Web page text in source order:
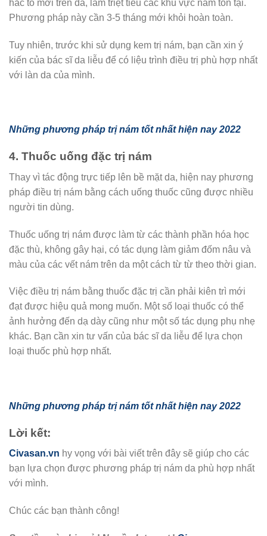
hắc tố mới trên da, làm triệt tiêu các khu vực nám tồn tại.
Phương pháp này cần 3-5 tháng mới khỏi hoàn toàn.
Tuy nhiên, trước khi sử dụng kem trị nám, bạn cần xin ý
kiến của bác sĩ da liễu để có liệu trình điều trị phù hợp nhất
với làn da của mình.
Những phương pháp trị nám tốt nhất hiện nay 2022
4. Thuốc uống đặc trị nám
Thay vì tác động trực tiếp lên bề mặt da, hiện nay phương
pháp điều trị nám bằng cách uống thuốc cũng được nhiều
người tin dùng.
Thuốc uống trị nám được làm từ các thành phần hóa học
đặc thù, không gây hại, có tác dụng làm giảm đốm nâu và
màu của các vết nám trên da một cách từ từ theo thời gian.
Việc điều trị nám bằng thuốc đặc trị cần phải kiên trì mới
đạt được hiệu quả mong muốn. Một số loại thuốc có thể
ảnh hưởng đến dạ dày cũng như một số tác dụng phụ nhẹ
khác. Bạn cần xin tư vấn của bác sĩ da liễu để lựa chọn
loại thuốc phù hợp nhất.
Những phương pháp trị nám tốt nhất hiện nay 2022
Lời kết:
Civasan.vn hy vọng với bài viết trên đây sẽ giúp cho các
bạn lựa chọn được phương pháp trị nám da phù hợp nhất
với mình.
Chúc các bạn thành công!